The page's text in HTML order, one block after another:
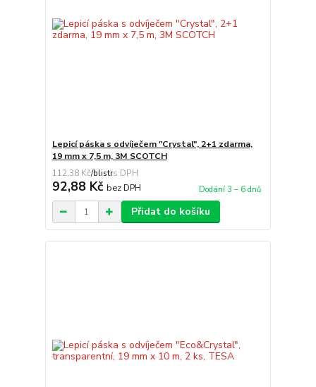
Lepicí páska s odvíječem "Crystal", 2+1 zdarma,
19 mm x 7,5 m, 3M SCOTCH
112,38 Kč/blistr
92,88 Kč bez DPH Dodání 3 – 6 dnů
Přidat do košíku